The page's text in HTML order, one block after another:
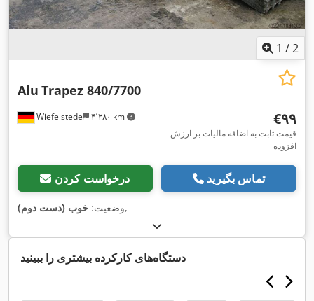
1 /2
Wiefelstede ۴٬۲۸۰ km
Alu Trapez 840/7700
‎€۹۹
قیمت ثابت به اضافه مالیات بر ارزش
افزوده
درخواست کردن تماس بگیرید
وضعیت: خوب (دست دوم) ,
دستگاه‌های کارکرده بیشتری را ببینید